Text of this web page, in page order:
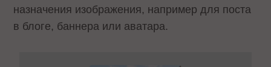
назначения изображения, например для поста
в блоге, баннера или аватара.